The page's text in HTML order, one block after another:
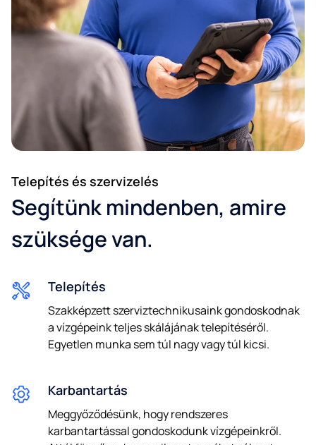
Irányítószám*
Email*
Hozzájárulok a személyes adatok marketing célú
feldolgozásához.
feldolgozásához.
Telepítés és szervizelés
Segítünk mindenben, amire
szüksége van.
Telepítés
Szakképzett szerviztechnikusaink gondoskodnak
a vízgépeink teljes skálájának telepítéséről.
Egyetlen munka sem túl nagy vagy túl kicsi.
Karbantartás
Meggyőződésünk, hogy rendszeres
karbantartással gondoskodunk vízgépeinkről.